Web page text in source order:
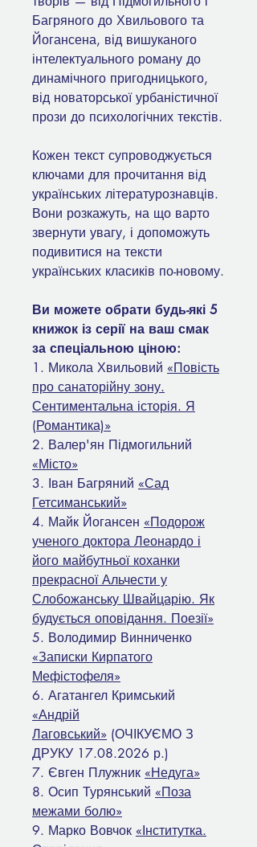
Багряного до Хвильового та
Йогансена, від вишуканого
інтелектуального роману до
динамічного пригодницького,
від новаторської урбаністичної
прози до психологічних текстів.
Кожен текст супроводжується
ключами для прочитання від
українських літературознавців.
Вони розкажуть, на що варто
звернути увагу, і допоможуть
подивитися на тексти
українських класиків по-новому.
Ви можете обрати будь-які 5
книжок із серії на ваш смак
за спеціальною ціною:
1. Микола Хвильовий «Повість
про санаторійну зону.
Сентиментальна історія. Я
(Романтика)»
2. Валер'ян Підмогильний
«Місто»
3. Іван Багряний «Сад
Гетсиманський»
4. Майк Йогансен «Подорож
ученого доктора Леонардо і
його майбутньої коханки
прекрасної Альчести у
Слобожанську Швайцарію. Як
будується оповідання. Поезії»
5. Володимир Винниченко
«Записки Кирпатого
Мефістофеля»
6. Агатангел Кримський
«Андрій
Лаговський» (ОЧІКУЄМО З
ДРУКУ 17.08.2026 р.)
7. Євген Плужник «Недуга»
8. Осип Турянський «Поза
межами болю»
9. Марко Вовчок «Інститутка.